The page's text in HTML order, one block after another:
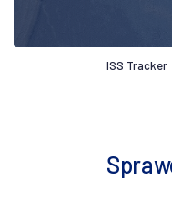
ISS Tracker